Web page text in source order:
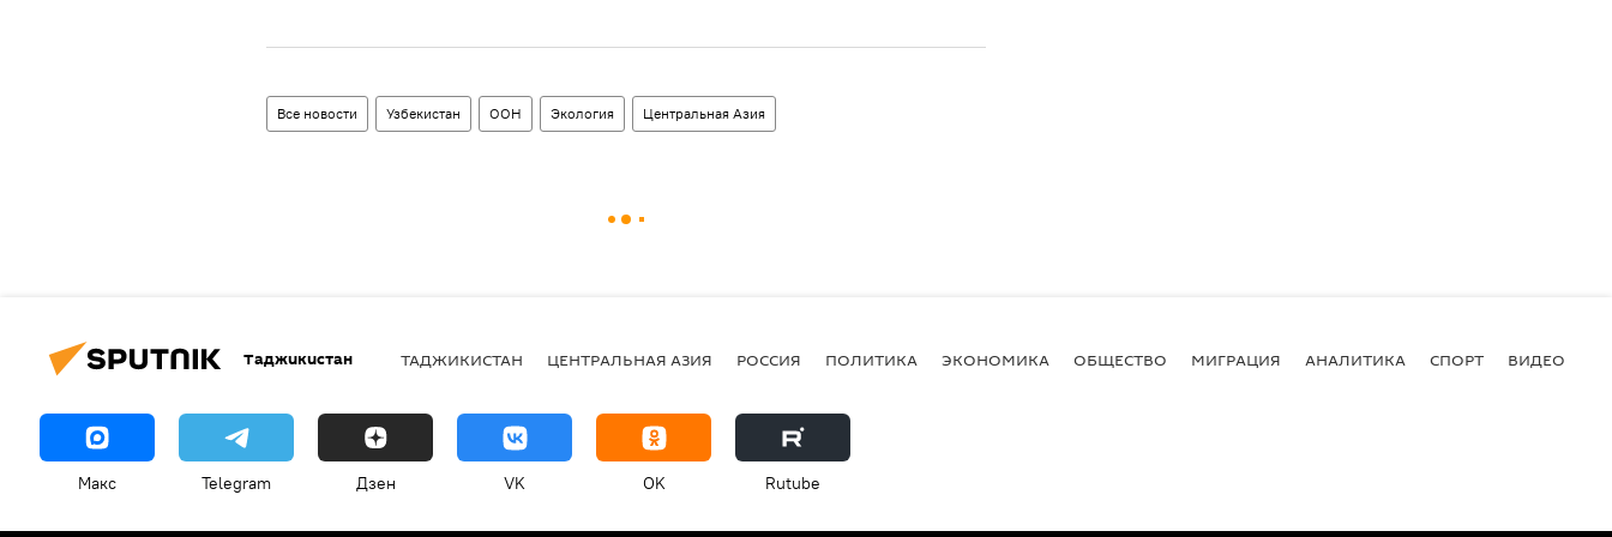
Все новости Узбекистан ООН Экология Центральная Азия
Таджикистан ТАДЖИКИСТАН ЦЕНТРАЛЬНАЯ АЗИЯ РОССИЯ ПОЛИТИКА ЭКОНОМИКА ОБЩЕСТВО МИГРАЦИЯ АНАЛИТИКА СПОРТ ВИДЕО
Макс Telegram Дзен VK OK Rutube